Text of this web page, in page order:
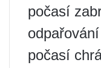
počasí
počasí